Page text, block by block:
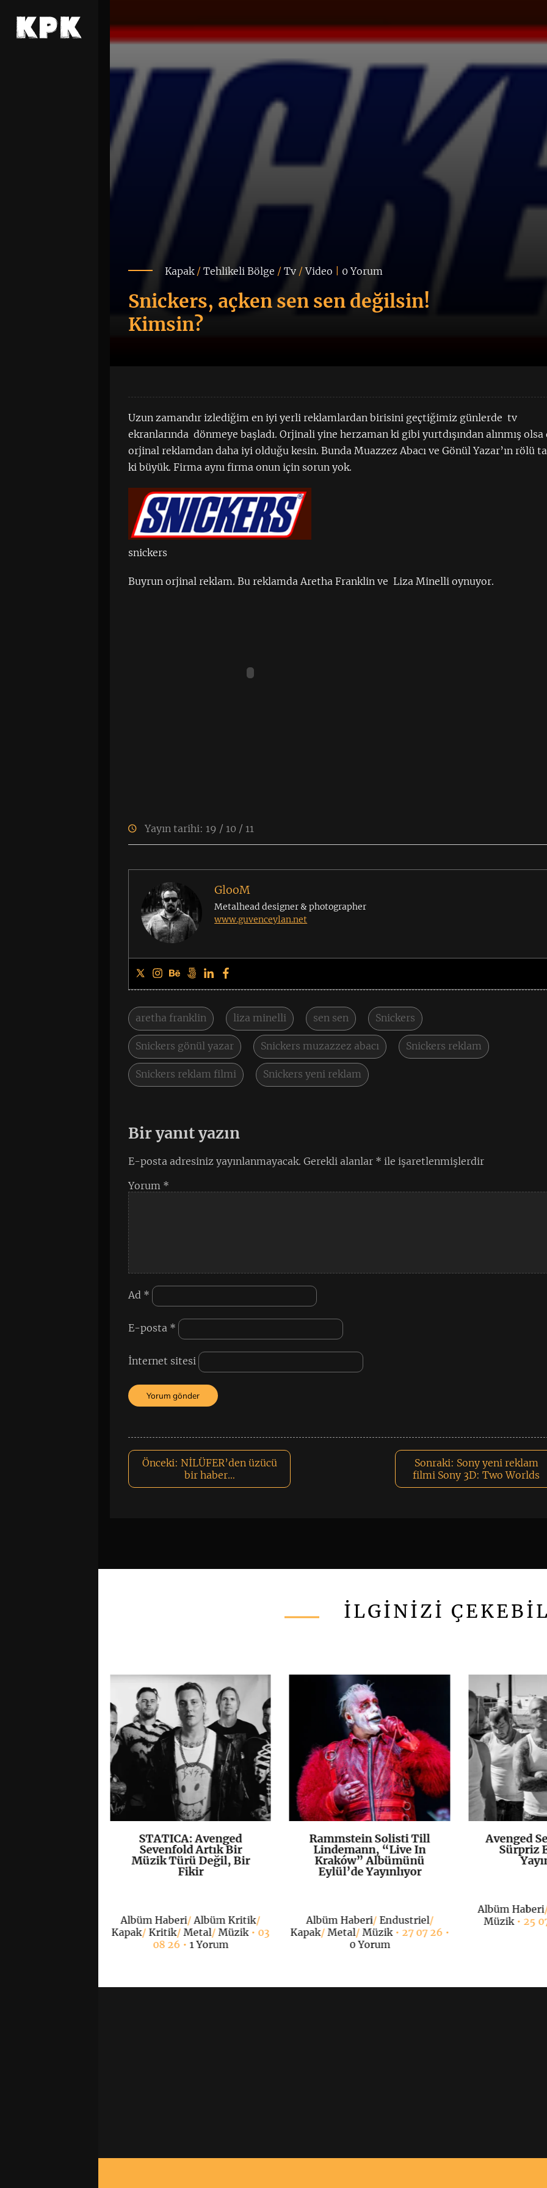
Kapak/Tehlikeli Bölge /Tv /Video 0 Yorum
Snickers, açken sen sen değilsin!
Kimsin?
Uzun zamandır izlediğim en iyi yerli reklamlardan birisini geçtiğimiz günlerde tv
ekranlarında dönmeye başladı. Orjinali yine herzaman ki gibi yurtdışından alınmış olsa
orjinal reklamdan daha iyi olduğu kesin. Bunda Muazzez Abacı ve Gönül Yazar’ın rölü
ki büyük. Firma aynı firma onun için sorun yok.
snickers
Buyrun orjinal reklam. Bu reklamda Aretha Franklin ve Liza Minelli oynuyor.
Yayın tarihi: 19 / 10 / 11
GlooM
Metalhead designer & photographer
www.guvenceylan.net
aretha franklin liza minelli sen sen Snickers
Snickers gönül yazar Snickers muzazzez abacı Snickers reklam
Snickers reklam filmi Snickers yeni reklam
Bir yanıt yazın
E-posta adresiniz yayınlanmayacak. Gerekli alanlar * ile işaretlenmişlerdir
Yorum *
Ad *
E-posta *
İnternet sitesi
Önceki: NİLÜFER’den üzücü
bir haber…
Sonraki: Sony yeni reklam
filmi Sony 3D: Two Worlds
İLGİNİZİ
K+
STATICA: Avenged
Sevenfold Artık Bir
Müzik Türü Değil, Bir
Fikir
Albüm Haberi/Albüm Kritik/
Kapak/ Kritik/Metal/Müzik• 03
08 26 •1 Yorum
K+
Rammstein Solisti Till
Lindemann, “Live In
Kraków” Albümünü
Eylül’de Yayınlıyor
Albüm Haberi/Endustriel/
Kapak/Metal/Müzik• 27 07 26 •
0 Yorum
Avenged
Sürpriz
Albüm Haberi
Müzik• 25